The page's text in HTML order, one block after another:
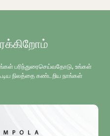
பரிந்துரைசெய்வதோடு, உங்கள்
நிலத்தை கண்டறிய நாங்கள்